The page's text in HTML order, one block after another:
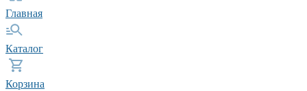
Главная
Каталог
Корзина